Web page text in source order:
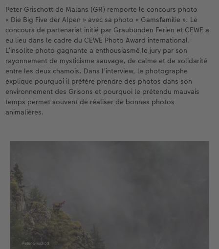
Étui personnalisé
Pochette souvenirs
LIVRE PHOTO CEWE Bébé
Couverture en cuir et en lin
Premières étapes
Accessoires
Tirages photo sur papier recyclé
Poster premium
Lot de photos
Autocollants photo
Tirages immédiats
Affiche carte personnalisée
Pêle-mêle
hexxas
Photo sous plexi
Photo sur alu-dibond
Conseils décoration murale
Accessoires
Autres occasions
Cartes à rabat
Cartes photo
Cartes postales
Carte à l’unité
Décoration
Jeux
École et bureau
Animaux de compagnie
Faber-Castell
Boîte à friandises personnalisée
Nouveautés
Calendriers muraux avec design
Calendrier mural A4
Calendrier mural A4 Panorama
Calendrier mural A3
Calendrier de bureau carré
Carte de vœux personnalisée
Planche de photos
Pêle-mêle
Photo polyptique
Photos d’identité biométriques
pour l’anniversaire
Cadeaux de fête des mères
Cadeaux pour le départ
Cadeaux photo pour Pâques
pour les jeunes mariés
Mariage
Livre de l’année
Concours photos
Témoignages
App
Peter Grischott de Malans (GR) remporte le concours photo
« Die Big Five der Alpen » avec sa photo « Gamsfamilie ». Le
concours de partenariat initié par Graubünden Ferien et CEWE a
eu lieu dans le cadre du CEWE Photo Award international.
L’insolite photo gagnante a enthousiasmé le jury par son
rayonnement de mysticisme sauvage, de calme et de solidarité
entre les deux chamois. Dans l’interview, le photographe
explique pourquoi il préfère prendre des photos dans son
environnement des Grisons et pourquoi le prétendu mauvais
temps permet souvent de réaliser de bonnes photos
animalières.